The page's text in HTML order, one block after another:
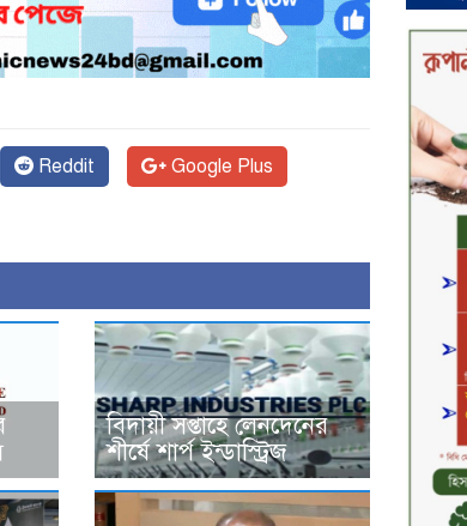
Reddit Google Plus
বিদায়ী সপ্তাহে লেনদেনের
শীর্ষে শার্প ইন্ডাস্ট্রিজ